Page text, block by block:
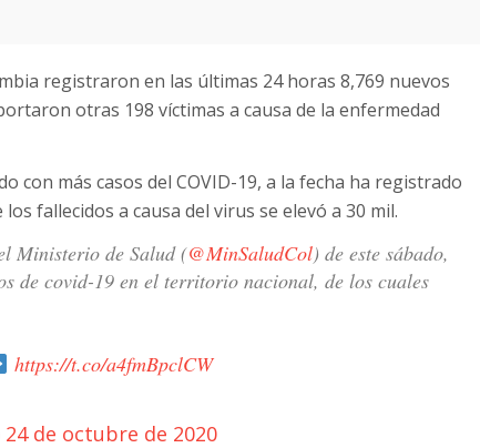
registraron en las últimas 24 horas 8,769 nuevos
otras 198 víctimas a causa de la enfermedad
con más casos del COVID-19, a la fecha ha registrado
fallecidos a causa del virus se elevó a 30 mil.
Ministerio de Salud (@MinSaludCol) de este sábado,
de covid-19 en el territorio nacional, de los cuales
https://t.co/a4fmBpclCW
24 de octubre de 2020